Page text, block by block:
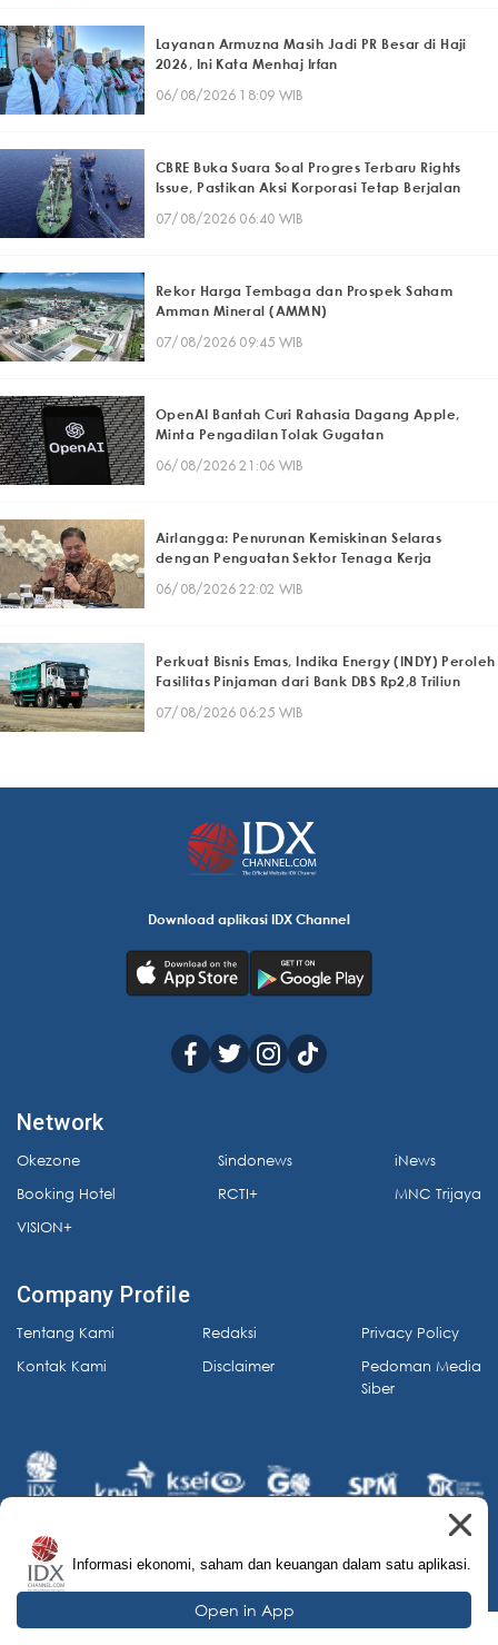
Layanan Armuzna Masih Jadi PR Besar di Haji
2026, Ini Kata Menhaj Irfan
06/08/2026 18:09 WIB
CBRE Buka Suara Soal Progres Terbaru Rights
Issue, Pastikan Aksi Korporasi Tetap Berjalan
07/08/2026 06:40 WIB
Rekor Harga Tembaga dan Prospek Saham
Amman Mineral (AMMN)
07/08/2026 09:45 WIB
OpenAI Bantah Curi Rahasia Dagang Apple,
Minta Pengadilan Tolak Gugatan
06/08/2026 21:06 WIB
Airlangga: Penurunan Kemiskinan Selaras
dengan Penguatan Sektor Tenaga Kerja
06/08/2026 22:02 WIB
Perkuat Bisnis Emas, Indika Energy (INDY) Peroleh
Fasilitas Pinjaman dari Bank DBS Rp2,8 Triliun
07/08/2026 06:25 WIB
Download aplikasi IDX Channel
Network
Okezone
Booking Hotel
VISION+
Sindonews
RCTI+
iNews
MNC Trijaya
Company Profile
Tentang Kami
Kontak Kami
Redaksi
Disclaimer
Privacy Policy
Pedoman Media
Siber
© 2026 IDX Channel. All Rights Reserved.
Informasi ekonomi, saham dan keuangan dalam satu aplikasi.
Open in App